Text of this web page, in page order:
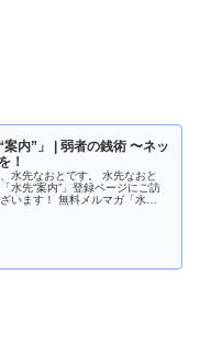
内”」 | 弱者の銭術 〜ネッ
！
水先なおとです。 水先なおと
水先“案内”」登録ページにご訪
います！ 無料メルマガ「水